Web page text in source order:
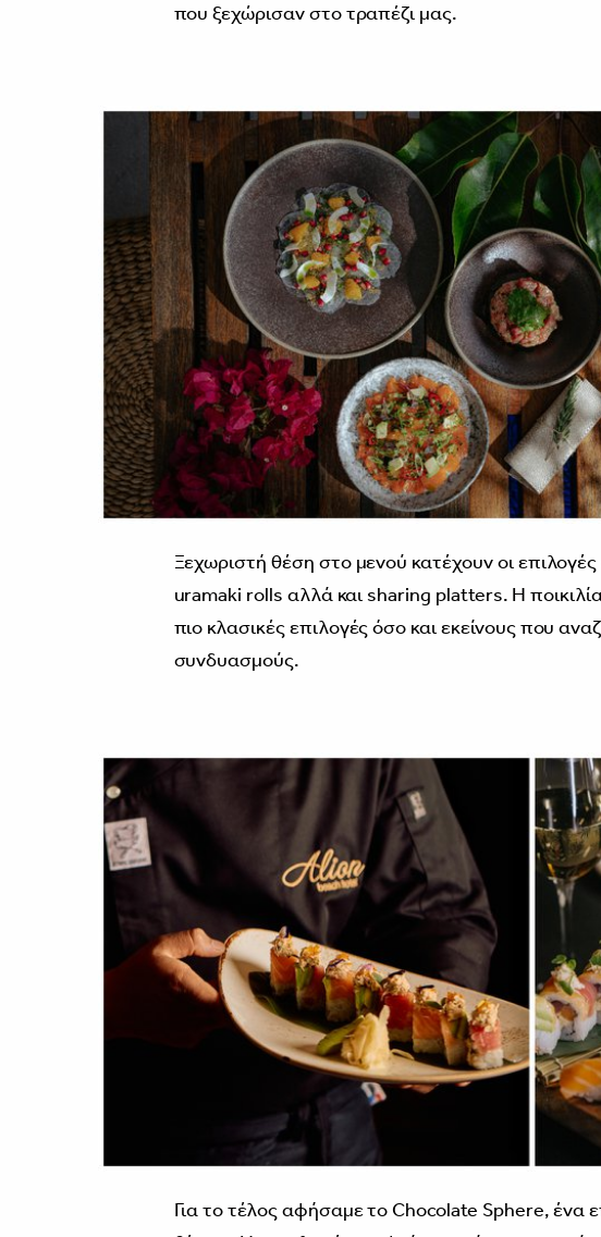
που ξεχώρισαν στο τραπέζι μας.
Ξεχωριστή θέση στο μενού κατέχουν οι
uramaki rolls αλλά και sharing platters. Η
πιο κλασικές επιλογές όσο και εκείνους που
συνδυασμούς.
Για το τέλος αφήσαμε το Chocolate Sphere, ένα